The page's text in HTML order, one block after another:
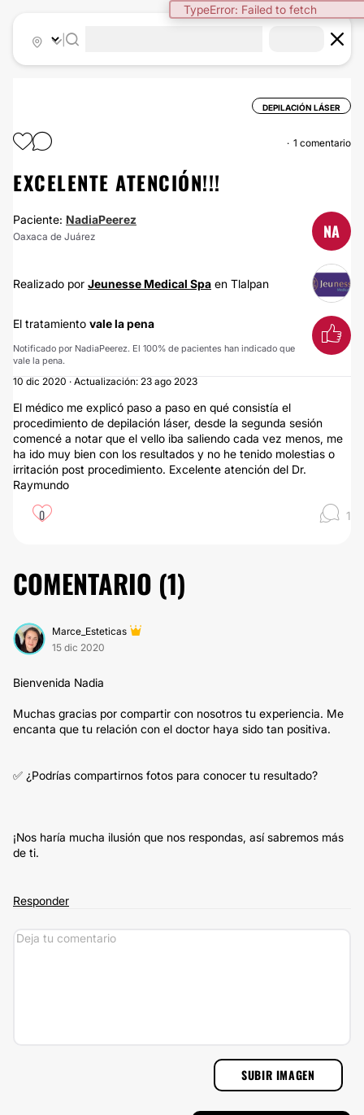
TypeError: Failed to fetch
DEPILACIÓN LÁSER
1 comentario
EXCELENTE ATENCIÓN!!!
Paciente: NadiaPeerez
Oaxaca de Juárez NA
Realizado por Jeunesse Medical Spa en Tlalpan
El tratamiento vale la pena
Notificado por NadiaPeerez. El 100% de pacientes han indicado que
vale la pena.
10 dic 2020 · Actualización: 23 ago 2023
El médico me explicó paso a paso en qué consistía el
procedimiento de depilación láser, desde la segunda sesión
comencé a notar que el vello iba saliendo cada vez menos, me
ha ido muy bien con los resultados y no he tenido molestias o
irritación post procedimiento. Excelente atención del Dr.
Raymundo
0 1
COMENTARIO (1)
Marce_Esteticas
15 dic 2020
Bienvenida Nadia
Muchas gracias por compartir con nosotros tu experiencia. Me
encanta que tu relación con el doctor haya sido tan positiva.
✅ ¿Podrías compartirnos fotos para conocer tu resultado?
¡Nos haría mucha ilusión que nos respondas, así sabremos más
de ti.
Responder
SUBIR IMAGEN